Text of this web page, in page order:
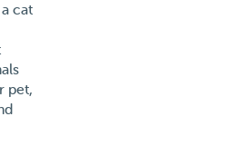
cat
pet,